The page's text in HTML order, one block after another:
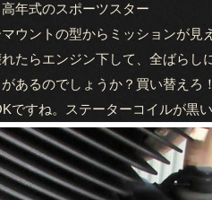
高年式のスポーツスター
ウントの型からミッションが見
たらエンジン下して、全ばらし
あるのでしょうか？買い替えろ
ですね。ステーターコイルが黒